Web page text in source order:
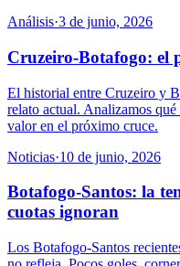
Análisis·3 de junio, 2026
Cruzeiro-Botafogo: el
El historial entre Cruzeiro y
relato actual. Analizamos
valor en el próximo cruce.
Noticias·10 de junio, 2026
Botafogo-Santos: la
cuotas ignoran
Los Botafogo-Santos